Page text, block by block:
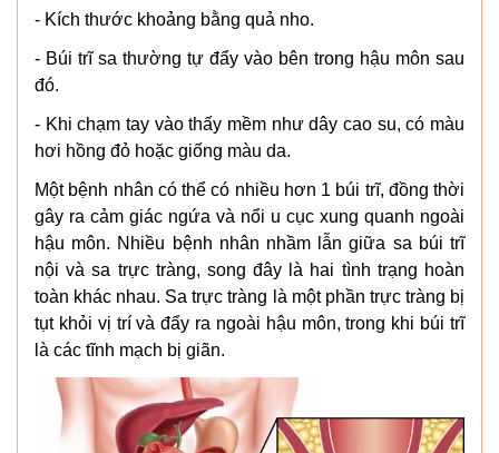
- Kích thước khoảng bằng quả nho.
- Búi trĩ sa thường tự đẩy vào bên trong hậu môn sau
đó.
- Khi chạm tay vào thấy mềm như dây cao su, có màu
hơi hồng đỏ hoặc giống màu da.
Một bệnh nhân có thể có nhiều hơn 1 búi trĩ, đồng thời
gây ra cảm giác ngứa và nổi u cục xung quanh ngoài
hậu môn. Nhiều bệnh nhân nhầm lẫn giữa sa búi trĩ
nội và sa trực tràng, song đây là hai tình trạng hoàn
toàn khác nhau. Sa trực tràng là một phần trực tràng bị
tụt khỏi vị trí và đẩy ra ngoài hậu môn, trong khi búi trĩ
là các tĩnh mạch bị giãn.